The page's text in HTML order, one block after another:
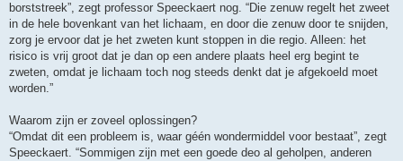
borststreek”, zegt professor Speeckaert nog. “Die zenuw regelt het zweet
in de hele bovenkant van het lichaam, en door die zenuw door te snijden,
zorg je ervoor dat je het zweten kunt stoppen in die regio. Alleen: het
risico is vrij groot dat je dan op een andere plaats heel erg begint te
zweten, omdat je lichaam toch nog steeds denkt dat je afgekoeld moet
worden.”
Waarom zijn er zoveel oplossingen?
“Omdat dit een probleem is, waar géén wondermiddel voor bestaat”, zegt
Speeckaert. “Sommigen zijn met een goede deo al geholpen, anderen